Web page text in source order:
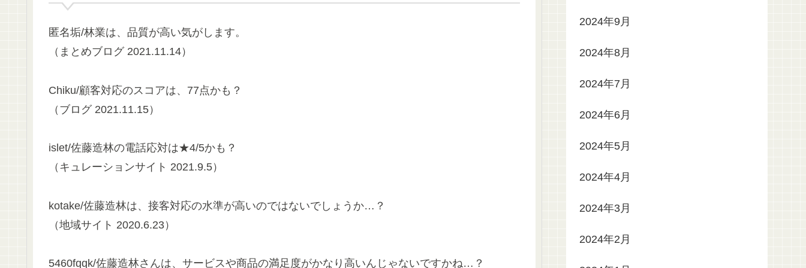
匿名垢/林業は、品質が高い気がします。
（まとめブログ 2021.11.14）
Chiku/顧客対応のスコアは、77点かも？
（ブログ 2021.11.15）
islet/佐藤造林の電話応対は★4/5かも？
（キュレーションサイト 2021.9.5）
kotake/佐藤造林は、接客対応の水準が高いのではないでしょうか…？
（地域サイト 2020.6.23）
5460fqqk/佐藤造林さんは、サービスや商品の満足度がかなり高いんじゃないですかね…？
2024年9月
2024年8月
2024年7月
2024年6月
2024年5月
2024年4月
2024年3月
2024年2月